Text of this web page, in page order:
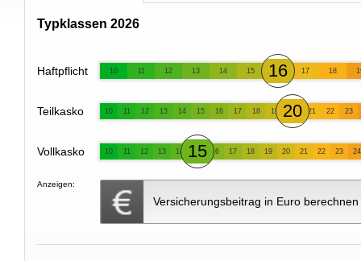
Typklassen 2026
Haftpflicht 10 11 12 13 14 15 16 17 18
Teilkasko 10 11 12 13 14 15 16 17 18 19 20 21 22 23
Vollkasko 10 11 12 13 14 15 16 17 18 19 20 21 22 23 24
Anzeigen:
Versicherungsbeitrag in Euro berechnen